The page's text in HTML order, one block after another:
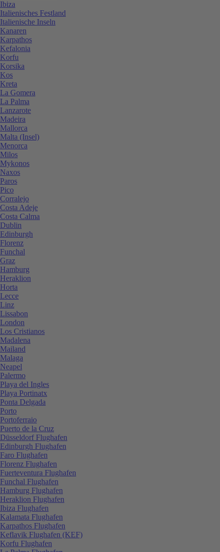
Ibiza
Italienisches Festland
Italienische Inseln
Kanaren
Karpathos
Kefalonia
Korfu
Korsika
Kos
Kreta
La Gomera
La Palma
Lanzarote
Madeira
Mallorca
Malta (Insel)
Menorca
Milos
Mykonos
Naxos
Paros
Pico
Corralejo
Costa Adeje
Costa Calma
Dublin
Edinburgh
Florenz
Funchal
Graz
Hamburg
Heraklion
Horta
Lecce
Linz
Lissabon
London
Los Cristianos
Madalena
Mailand
Malaga
Neapel
Palermo
Playa del Ingles
Playa Portinatx
Ponta Delgada
Porto
Portoferraio
Puerto de la Cruz
Düsseldorf Flughafen
Edinburgh Flughafen
Faro Flughafen
Florenz Flughafen
Fuerteventura Flughafen
Funchal Flughafen
Hamburg Flughafen
Heraklion Flughafen
Ibiza Flughafen
Kalamata Flughafen
Karpathos Flughafen
Keflavik Flughafen (KEF)
Korfu Flughafen